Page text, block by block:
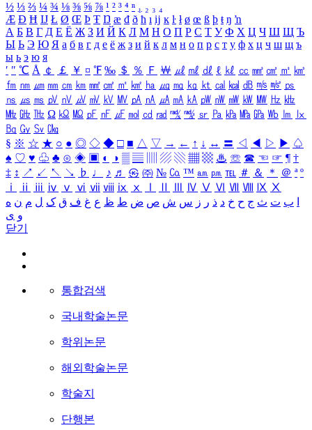
½ ⅓ ⅔ ¼ ¾ ⅛ ⅜ ⅝ ⅞ ¹ ² ³ ⁴ ⁿ ₁ ₂ ₃ ₄
Æ Ð Ħ Ĳ Ł Ø Œ Þ Ŧ Ŋ æ đ ð ħ ı ĳ ĸ ŀ ł ø œ ß þ ŧ ŋ ŉ
А Б В Г Д Е Ё Ж З И Й К Л М Н О П Р С Т У Ф Х Ц Ч Ш Щ Ъ
Ы Ь Э Ю Я а б в г д е ё ж з и й к л м н о п р с т у ф х ц ч ш щ ъ
ы ь э ю я
′ ″ ℃ Å ￠ ￡ ￥ ¤ ℉ ‰ ＄ ％ Ｆ ￦ ㎕ ㎖ ㎗ ℓ ㎘ ㏄ ㎣ ㎤ ㎥ ㎦
㎙ ㎚ ㎛ ㎜ ㎝ ㎞ ㎟ ㎠ ㎡ ㎢ ㏊ ㎍ ㎎ ㎏ ㏏ ㎈ ㎉ ㏈ ㎧ ㎨ ㎰
㎱ ㎲ ㎳ ㎴ ㎵ ㎶ ㎷ ㎸ ㎹ ㎀ ㎁ ㎂ ㎃ ㎄ ㎺ ㎻ ㎽ ㎾ ㎿ ㎐ ㎑
㎒ ㎓ ㎔ Ω ㏀ ㏁ ㎊ ㎋ ㎌ ㏖ ㏅ ㎭ ㎮ ㎯ ㏛ ㎩ ㎪ ㎫ ㎬ ㏝ ㏐
㏓
㏃ ㏉ ㏜ ㏆
§ ※ ☆ ★ ○ ● ◎ ◇ ◆ □ ■ △ ▽ → ← ↑ ↓ ↔ 〓 ◁ ◀ ▷ ▶ ♤
♠ ♡ ♥ ♧ ♣ ⊙ ◈ ▣ ◐ ◑ ▒ ▤ ▨ ▧ ▦ ▩ ♨ ☏ ☎ ☜ ☞ ¶ †
‡ ↕ ↗ ↙ ↖ ↘ ♭ ♩ ♪ ♬ ㉿ ㈜ № ㏇ ™ ㏂ ㏘ ℡ ＃ ＆ ＊ ＠ ª º
ⅰ
ⅱ ⅲ ⅳ ⅴ ⅵ ⅶ ⅷ ⅸ ⅹ Ⅳ Ⅴ Ⅵ Ⅶ Ⅷ Ⅸ Ⅹ
ب ت ث ج ح خ د ذ ر ز س ش ص ض ط ظ ع غ ف ق ک ل م ن ه
و ی
닫기
통합검색
국내학술논문
학위논문
해외학술논문
학술지
단행본